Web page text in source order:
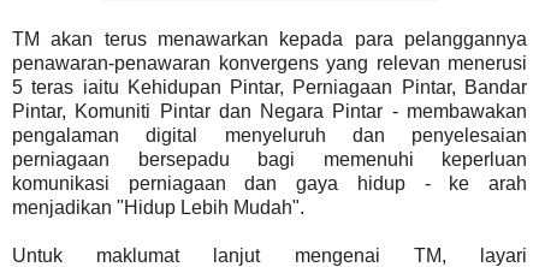
TM akan terus menawarkan kepada para pelanggannya
penawaran-penawaran konvergens yang relevan menerusi
5 teras iaitu Kehidupan Pintar, Perniagaan Pintar, Bandar
Pintar, Komuniti Pintar dan Negara Pintar - membawakan
pengalaman digital menyeluruh dan penyelesaian
perniagaan bersepadu bagi memenuhi keperluan
komunikasi perniagaan dan gaya hidup - ke arah
menjadikan "Hidup Lebih Mudah".
Untuk maklumat lanjut mengenai TM, layari